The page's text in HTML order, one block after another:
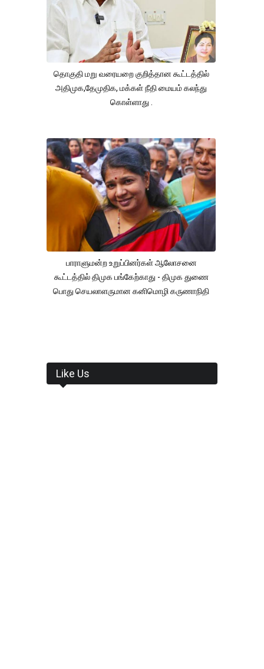
தொகுதி மறு வரையறை குறித்தான கூட்டத்தில்
அதிமுக,தேமுதிக, மக்கள் நீதி மையம் கலந்து
கொள்ளாது .
பாராளுமன்ற உறுப்பினர்கள் ஆலோசனை
கூட்டத்தில் திமுக பங்கேற்காது - திமுக துணை
பொது செயலாளருமான கனிமொழி கருணாநிதி
Like Us